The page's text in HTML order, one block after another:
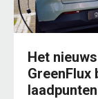
Het
GreenFlux